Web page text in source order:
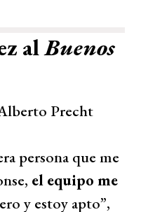
alBuenos
Precht
persona que me
el equipo me
y estoy apto”,